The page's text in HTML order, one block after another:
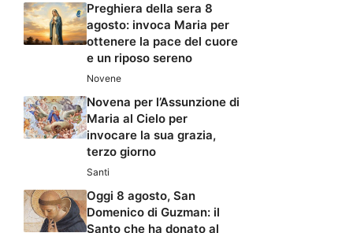
Preghiera della sera 8
agosto: invoca Maria per
ottenere la pace del cuore
e un riposo sereno
Novene
Novena per l’Assunzione di
Maria al Cielo per
invocare la sua grazia,
terzo giorno
Santi
Oggi 8 agosto, San
Domenico di Guzman: il
Santo che ha donato al